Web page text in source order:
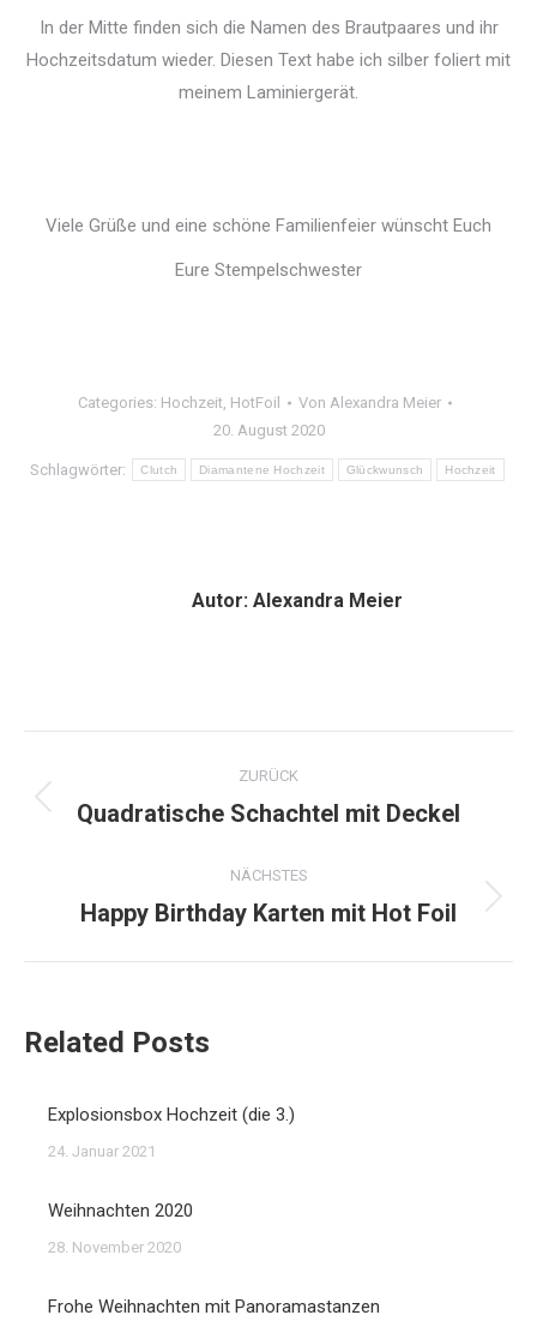
In der Mitte finden sich die Namen des Brautpaares und ihr
Hochzeitsdatum wieder. Diesen Text habe ich silber foliert mit
meinem Laminiergerät.
Viele Grüße und eine schöne Familienfeier wünscht Euch
Eure Stempelschwester
Categories: Hochzeit, HotFoil Von Alexandra Meier
20. August 2020
Schlagwörter: Clutch Diamantene Hochzeit Glückwunsch Hochzeit
Autor: Alexandra Meier
Kommentarnavigation
ZURÜCK
Vorheriger
Quadratische Schachtel mit Deckel
NÄCHSTES
Nächster
Happy Birthday Karten mit Hot Foil
Related Posts
Explosionsbox Hochzeit (die 3.)
24. Januar 2021
Weihnachten 2020
28. November 2020
Frohe Weihnachten mit Panoramastanzen